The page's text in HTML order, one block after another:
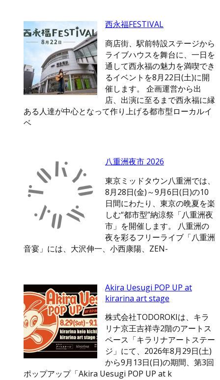
西永福FESTIVAL
商店街、駅前特設ステージから
ライブハウスを舞台に、一日を
通して西永福の魅力を満喫でき
るイベントを8月22日(土)に開
催します。 企画運営から出
店、出演に至るまで西永福に縁
ある人達が中心となって作り上げる都市型ローカルイ
ベ
八重洲夜市 2026
東京ミッドタウン八重洲では、
8月28日(金)～9月6日(日)の10
日間にわたり、東京の晩夏を楽
しむ“都市型”納涼祭「八重洲夜
市」を開催します。 八重洲の
夜を彩るフリーライブ「八重洲
音宴」には、大沢伸一、小西康陽、ZEN-
Akira Uesugi POP UP at
kirarina art stage
株式会社TODOROKIは、キラ
リナ京王吉祥寺2階のアートス
ペース「キラリナアートステー
ジ」にて、2026年8月29日(土)
から9月13日(日)の期間、第3回
ポップアップ「Akira Uesugi POP UP at k